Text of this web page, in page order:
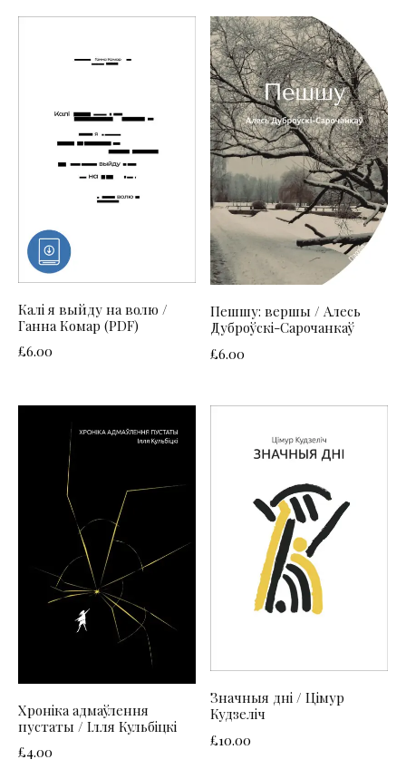
Калі я выйду на волю /
Ганна Комар (PDF)
£6.00
Пешшу: вершы / Алесь
Дуброўскі-Сарочанкаў
£6.00
Хроніка адмаўлення
пустаты / Ілля Кульбіцкі
£4.00
Значныя дні / Цімур
Кудзеліч
£10.00